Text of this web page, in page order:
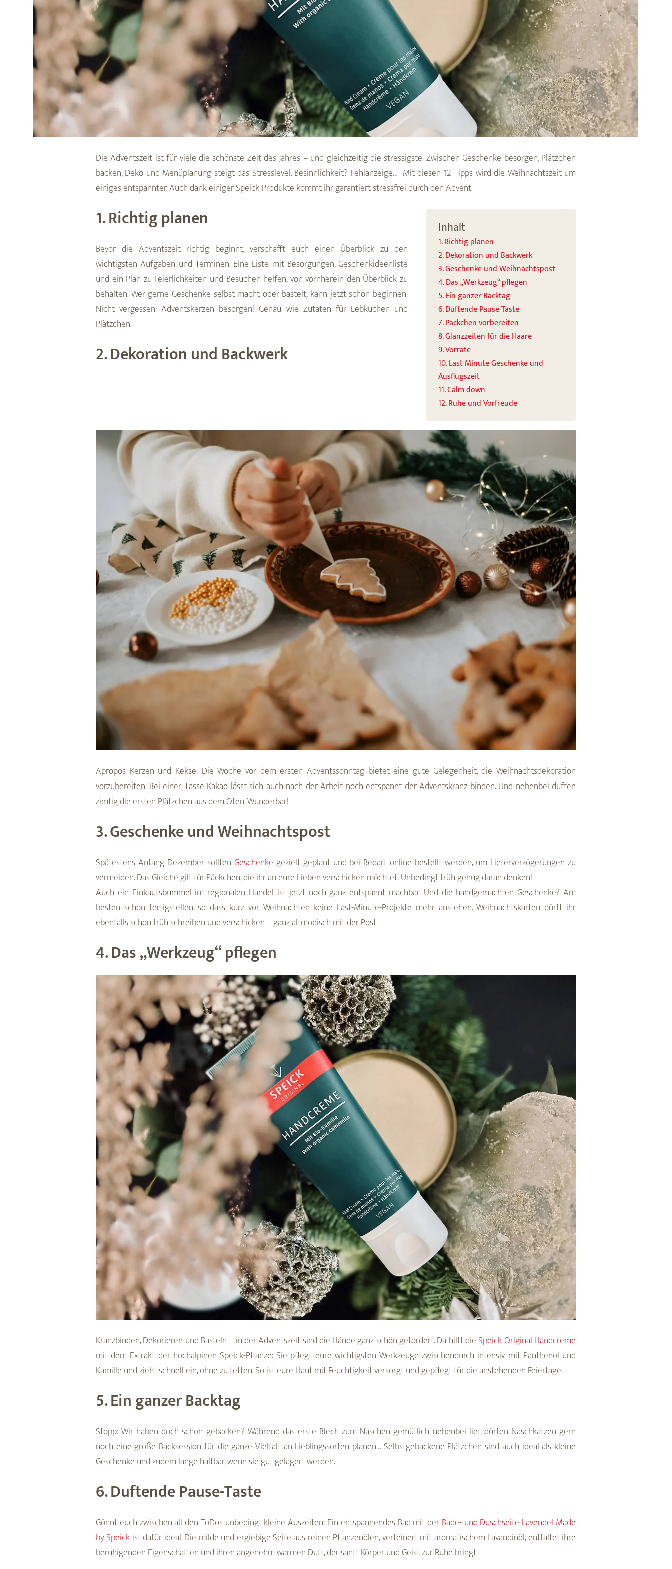
Die Adventszeit ist für viele die schönste Zeit des Jahres – und gleichzeitig die stressigste. Zwischen Geschenke besorgen, Plätzchen
backen, Deko und Menüplanung steigt das Stresslevel. Besinnlichkeit? Fehlanzeige… Mit diesen 12 Tipps wird die Weihnachtszeit um
einiges entspannter. Auch dank einiger Speick-Produkte kommt ihr garantiert stressfrei durch den Advent.
Inhalt
1. Richtig planen
2. Dekoration und Backwerk
3. Geschenke und Weihnachtspost
4. Das „Werkzeug“ pflegen
5. Ein ganzer Backtag
6. Duftende Pause-Taste
7. Päckchen vorbereiten
8. Glanzzeiten für die Haare
9. Vorräte
10. Last-Minute-Geschenke und
Ausflugszeit
11. Calm down
12. Ruhe und Vorfreude
1. Richtig planen
Bevor die Adventszeit richtig beginnt, verschafft euch einen Überblick zu den
wichtigsten Aufgaben und Terminen. Eine Liste mit Besorgungen, Geschenkideenliste
und ein Plan zu Feierlichkeiten und Besuchen helfen, von vornherein den Überblick zu
behalten. Wer gerne Geschenke selbst macht oder bastelt, kann jetzt schon beginnen.
Nicht vergessen: Adventskerzen besorgen! Genau wie Zutaten für Lebkuchen und
Plätzchen.
2. Dekoration und Backwerk
Apropos Kerzen und Kekse: Die Woche vor dem ersten Adventssonntag bietet eine gute Gelegenheit, die Weihnachtsdekoration
vorzubereiten. Bei einer Tasse Kakao lässt sich auch nach der Arbeit noch entspannt der Adventskranz binden. Und nebenbei duften
zimtig die ersten Plätzchen aus dem Ofen. Wunderbar!
3. Geschenke und Weihnachtspost
Spätestens Anfang Dezember solltenGeschenkegezielt geplant und bei Bedarf online bestellt werden, um Lieferverzögerungen zu
vermeiden. Das Gleiche gilt für Päckchen, die ihr an eure Lieben verschicken möchtet: Unbedingt früh genug daran denken!
Auch ein Einkaufsbummel im regionalen Handel ist jetzt noch ganz entspannt machbar. Und die handgemachten Geschenke? Am
besten schon fertigstellen, so dass kurz vor Weihnachten keine Last-Minute-Projekte mehr anstehen. Weihnachtskarten dürft ihr
ebenfalls schon früh schreiben und verschicken – ganz altmodisch mit der Post.
4. Das „Werkzeug“ pflegen
Kranzbinden, Dekorieren und Basteln – in der Adventszeit sind die Hände ganz schön gefordert. Da hilft dieSpeick Original Handcreme
mit dem Extrakt der hochalpinen Speick-Pflanze: Sie pflegt eure wichtigsten Werkzeuge zwischendurch intensiv mit Panthenol und
Kamille und zieht schnell ein, ohne zu fetten. So ist eure Haut mit Feuchtigkeit versorgt und gepflegt für die anstehenden Feiertage.
5. Ein ganzer Backtag
Stopp: Wir haben doch schon gebacken? Während das erste Blech zum Naschen gemütlich nebenbei lief, dürfen Naschkatzen gern
noch eine große Backsession für die ganze Vielfalt an Lieblingssorten planen… Selbstgebackene Plätzchen sind auch ideal als kleine
Geschenke und zudem lange haltbar, wenn sie gut gelagert werden.
6. Duftende Pause-Taste
Gönnt euch zwischen all den ToDos unbedingt kleine Auszeiten: Ein entspannendes Bad mit derBade- und Duschseife Lavendel Made
by Speickist dafür ideal. Die milde und ergiebige Seife aus reinen Pflanzenölen, verfeinert mit aromatischem Lavandinöl, entfaltet ihre
beruhigenden Eigenschaften und ihren angenehm warmen Duft, der sanft Körper und Geist zur Ruhe bringt.